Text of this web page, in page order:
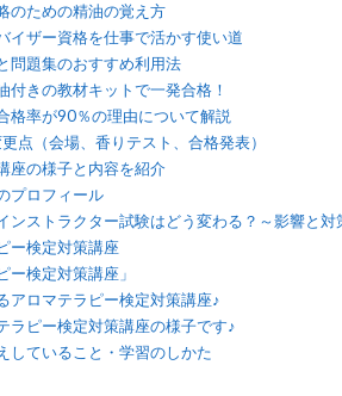
のための精油の覚え方
イザー資格を仕事で活かす使い道
問題集のおすすめ利用法
付きの教材キットで一発合格！
格率が90％の理由について解説
点（会場、香りテスト、合格発表）
座の様子と内容を紹介
プロフィール
ンストラクター試験はどう変わる？～影響と対
ー検定対策講座
検定対策講座」
アロマテラピー検定対策講座♪
ラピー検定対策講座の様子です♪
していること・学習のしかた